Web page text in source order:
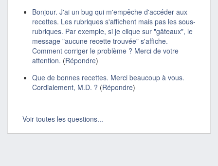
Bonjour. J'ai un bug qui m'empêche d'accéder aux
recettes. Les rubriques s'affichent mais pas les sous-
rubriques. Par exemple, si je clique sur "gâteaux", le
message "aucune recette trouvée" s'affiche.
Comment corriger le problème ? Merci de votre
attention. (Répondre)
Que de bonnes recettes. Merci beaucoup à vous.
Cordialement, M.D. ? (Répondre)
Voir toutes les questions...